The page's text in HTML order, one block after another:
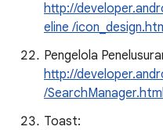
http://
eline /
Pengelola
http://
/SearchManager.html
Toast: